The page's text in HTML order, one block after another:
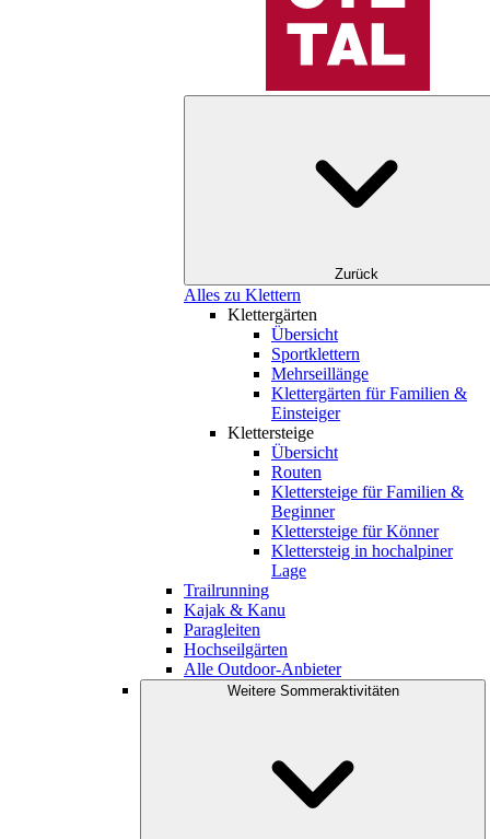
Zurück
Alles zu Klettern
Klettergärten
Übersicht
Sportklettern
Mehrseillänge
Klettergärten für Familien &
Einsteiger
Klettersteige
Übersicht
Routen
Klettersteige für Familien &
Beginner
Klettersteige für Könner
Klettersteig in hochalpiner
Lage
Trailrunning
Kajak & Kanu
Paragleiten
Hochseilgärten
Alle Outdoor-Anbieter
Weitere Sommeraktivitäten